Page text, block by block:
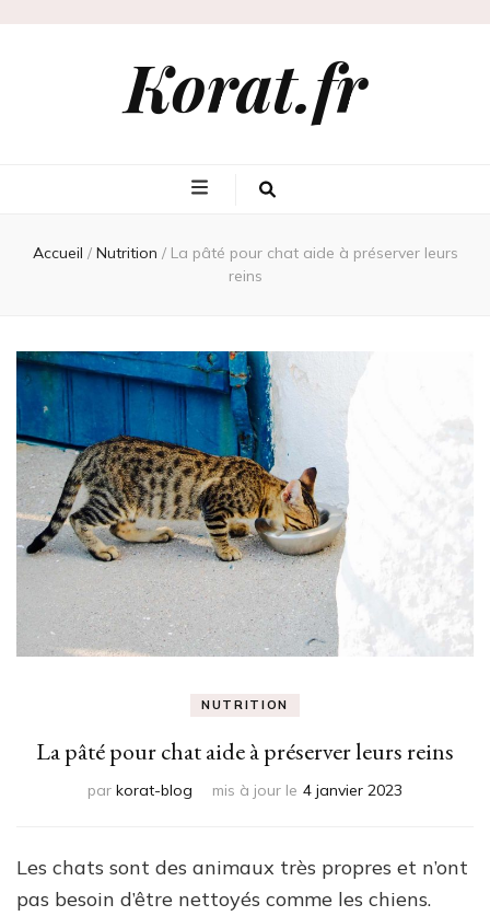
Korat.fr
Accueil / Nutrition / La pâté pour chat aide à préserver leurs
reins
NUTRITION
La pâté pour chat aide à préserver leurs reins
par korat-blog mis à jour le 4 janvier 2023
Les chats sont des animaux très propres et n’ont
pas besoin d’être nettoyés comme les chiens.